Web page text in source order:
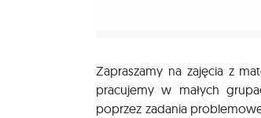
Zapraszamy na zajęcia z
pracujemy w małych
poprzez zadania